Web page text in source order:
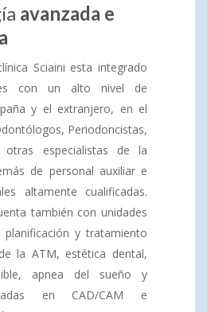
avanzada e
Sciaini esta integrado
con un alto nivel de
y el extranjero, en el
Periodoncistas,
otras especialistas de la
de personal auxiliar e
altamente cualificadas.
también con unidades
planificación y tratamiento
la ATM, estética dental,
apnea del sueño y
en CAD/CAM e